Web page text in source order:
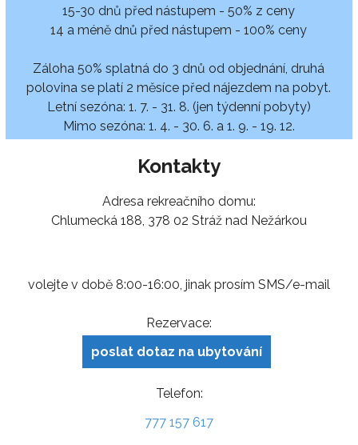
15-30 dnů před nástupem - 50% z ceny
14 a méně dnů před nástupem - 100% ceny
Záloha 50% splatná do 3 dnů od objednání, druhá
polovina se platí 2 měsíce před nájezdem na pobyt.
Letní sezóna: 1. 7. - 31. 8. (jen týdenní pobyty)
Mimo sezóna: 1. 4. - 30. 6. a 1. 9. - 19. 12.
Kontakty
Adresa rekreačního domu:
Chlumecká 188, 378 02 Stráž nad Nežárkou
volejte v době 8:00-16:00, jinak prosím SMS/e-mail
Rezervace:
poslat dotaz na ubytování
Telefon:
777 157 617